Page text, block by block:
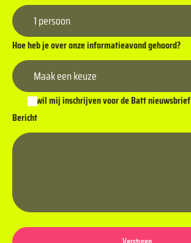
Hoe heb je over onze informatieavond gehoord?
Ik wil mij inschrijven voor de Batt nieuwsbrief
Bericht